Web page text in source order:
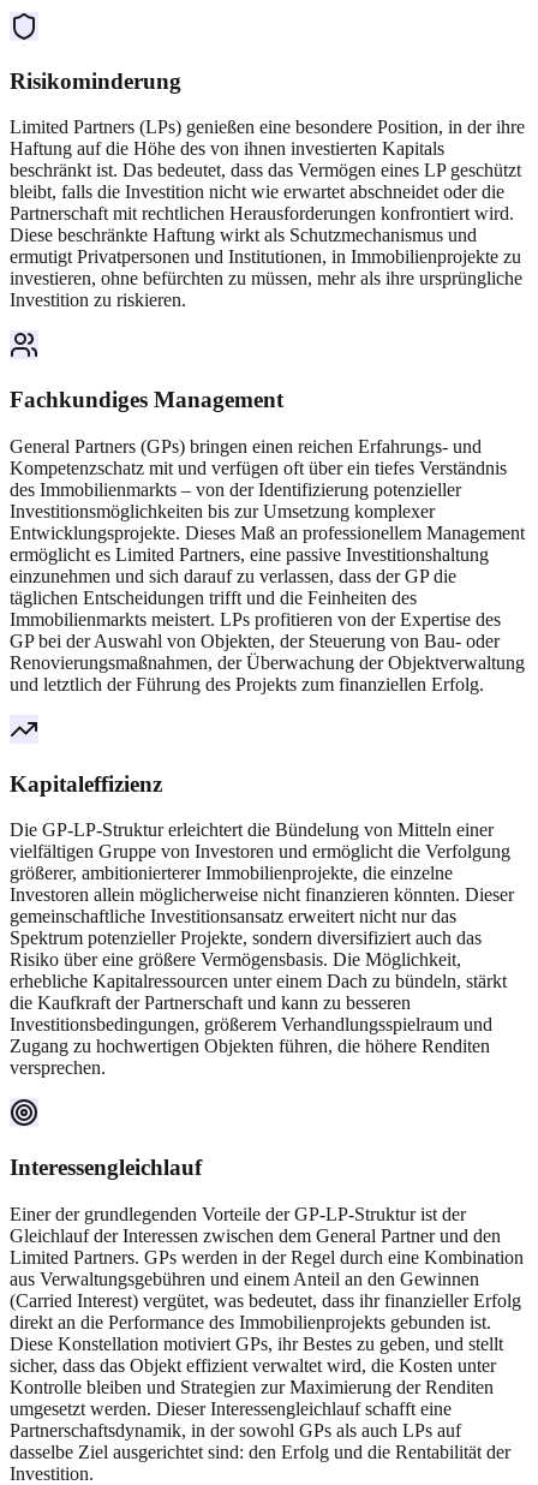
Risikominderung
Limited Partners (LPs) genießen eine besondere Position, in der ihre
Haftung auf die Höhe des von ihnen investierten Kapitals
beschränkt ist. Das bedeutet, dass das Vermögen eines LP geschützt
bleibt, falls die Investition nicht wie erwartet abschneidet oder die
Partnerschaft mit rechtlichen Herausforderungen konfrontiert wird.
Diese beschränkte Haftung wirkt als Schutzmechanismus und
ermutigt Privatpersonen und Institutionen, in Immobilienprojekte zu
investieren, ohne befürchten zu müssen, mehr als ihre ursprüngliche
Investition zu riskieren.
Fachkundiges Management
General Partners (GPs) bringen einen reichen Erfahrungs- und
Kompetenzschatz mit und verfügen oft über ein tiefes Verständnis
des Immobilienmarkts – von der Identifizierung potenzieller
Investitionsmöglichkeiten bis zur Umsetzung komplexer
Entwicklungsprojekte. Dieses Maß an professionellem Management
ermöglicht es Limited Partners, eine passive Investitionshaltung
einzunehmen und sich darauf zu verlassen, dass der GP die
täglichen Entscheidungen trifft und die Feinheiten des
Immobilienmarkts meistert. LPs profitieren von der Expertise des
GP bei der Auswahl von Objekten, der Steuerung von Bau- oder
Renovierungsmaßnahmen, der Überwachung der Objektverwaltung
und letztlich der Führung des Projekts zum finanziellen Erfolg.
Kapitaleffizienz
Die GP-LP-Struktur erleichtert die Bündelung von Mitteln einer
vielfältigen Gruppe von Investoren und ermöglicht die Verfolgung
größerer, ambitionierterer Immobilienprojekte, die einzelne
Investoren allein möglicherweise nicht finanzieren könnten. Dieser
gemeinschaftliche Investitionsansatz erweitert nicht nur das
Spektrum potenzieller Projekte, sondern diversifiziert auch das
Risiko über eine größere Vermögensbasis. Die Möglichkeit,
erhebliche Kapitalressourcen unter einem Dach zu bündeln, stärkt
die Kaufkraft der Partnerschaft und kann zu besseren
Investitionsbedingungen, größerem Verhandlungsspielraum und
Zugang zu hochwertigen Objekten führen, die höhere Renditen
versprechen.
Interessengleichlauf
Einer der grundlegenden Vorteile der GP-LP-Struktur ist der
Gleichlauf der Interessen zwischen dem General Partner und den
Limited Partners. GPs werden in der Regel durch eine Kombination
aus Verwaltungsgebühren und einem Anteil an den Gewinnen
(Carried Interest) vergütet, was bedeutet, dass ihr finanzieller Erfolg
direkt an die Performance des Immobilienprojekts gebunden ist.
Diese Konstellation motiviert GPs, ihr Bestes zu geben, und stellt
sicher, dass das Objekt effizient verwaltet wird, die Kosten unter
Kontrolle bleiben und Strategien zur Maximierung der Renditen
umgesetzt werden. Dieser Interessengleichlauf schafft eine
Partnerschaftsdynamik, in der sowohl GPs als auch LPs auf
dasselbe Ziel ausgerichtet sind: den Erfolg und die Rentabilität der
Investition.